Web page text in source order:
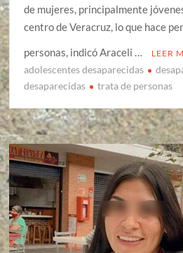
de mujeres, principalmente
centro de Veracruz, lo que hace
personas, indicó Araceli …
LEER
adolescentes desaparecidas
desaparecidas
trata de personas